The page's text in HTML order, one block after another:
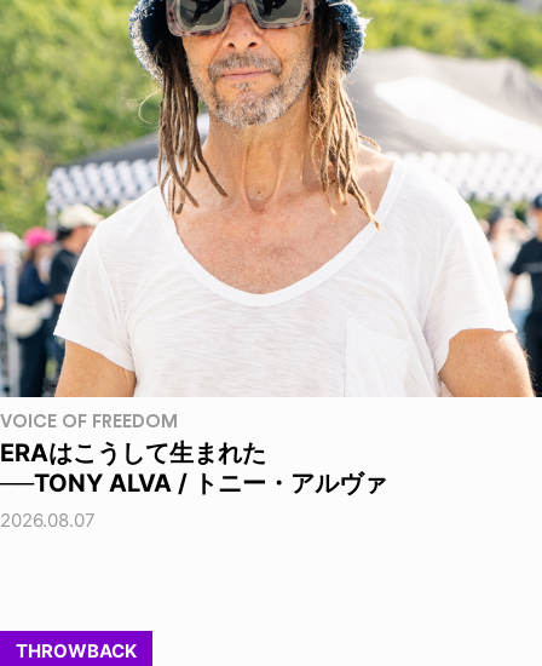
VOICE OF FREEDOM
ERAはこうして生まれた
──TONY ALVA / トニー・アルヴァ
2026.08.07
THROWBACK